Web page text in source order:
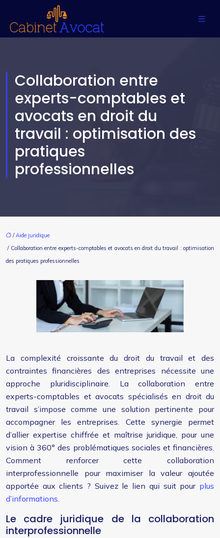
Collaboration entre
experts-comptables et
avocats en droit du
travail : optimisation des
pratiques
professionnelles
/Aide juridique
/ Collaboration entre experts-comptables et avocats en droit du travail : optimisation
des pratiques professionnelles
La complexité croissante du droit du travail et des
contraintes financières des entreprises nécessite une
approche pluridisciplinaire. La collaboration entre
experts-comptables et avocats spécialisés en droit du
travail s’impose comme une solution pertinente pour
accompagner les entreprises. Cette synergie permet
d’allier expertise chiffrée et maîtrise juridique, pour une
vision à 360° des problématiques sociales et financières.
Comment renforcer cette collaboration
interprofessionnelle pour maximiser la valeur ajoutée
apportée aux clients ? Suivez le lien qui suit pour plus
d’informations.
Le cadre juridique de la collaboration
interprofessionnelle